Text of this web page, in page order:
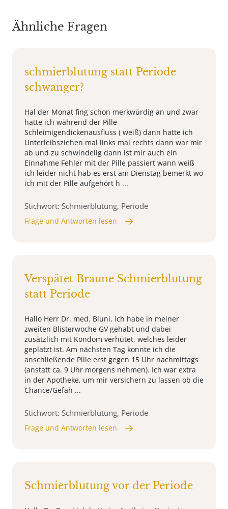
Ähnliche Fragen
schmierblutung statt Periode
schwanger?
Hal der Monat fing schon merkwürdig an und zwar
hatte ich während der Pille
Schleimigendickenausfluss ( weiß) dann hatte ich
Unterleibsziehen mal links mal rechts dann war mir
ab und zu schwindelig dann ist mir auch ein
Einnahme Fehler mit der Pille passiert wann weiß
ich leider nicht hab es erst am Dienstag bemerkt wo
ich mit der Pille aufgehört h ...
Stichwort: Schmierblutung, Periode
Frage und Antworten lesen
Verspätet Braune Schmierblutung
statt Periode
Hallo Herr Dr. med. Bluni, ich habe in meiner
zweiten Blisterwoche GV gehabt und dabei
zusätzlich mit Kondom verhütet, welches leider
geplatzt ist. Am nächsten Tag konnte ich die
anschließende Pille erst gegen 15 Uhr nachmittags
(anstatt ca. 9 Uhr morgens nehmen). Ich war extra
in der Apotheke, um mir versichern zu lassen ob die
Chance/Gefah ...
Stichwort: Schmierblutung, Periode
Frage und Antworten lesen
Schmierblutung vor der Periode